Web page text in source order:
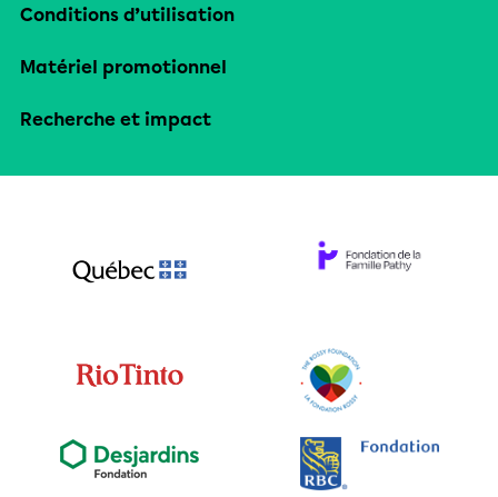
Conditions d’utilisation
Matériel promotionnel
Recherche et impact